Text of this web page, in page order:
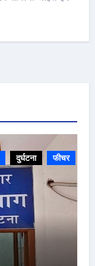
दुर्घटना फीचर